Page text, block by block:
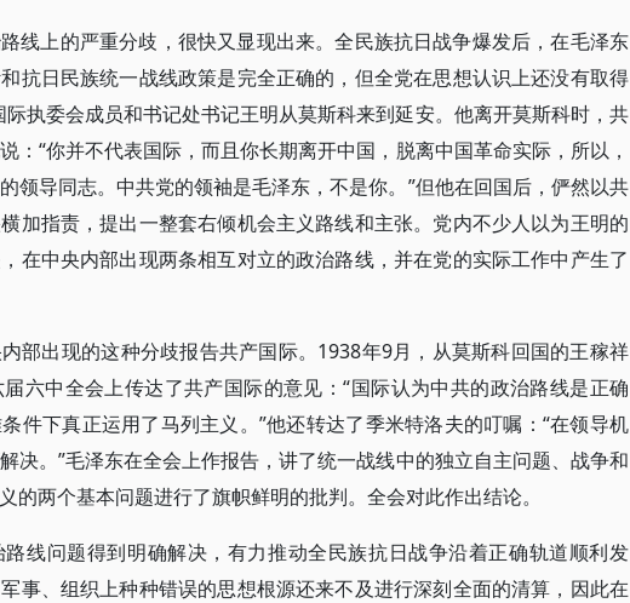
线上的严重分歧，很快又显现出来。全民族抗日战争爆发后，在毛泽东
抗日民族统一战线政策是完全正确的，但全党在思想认识上还没有取得
执委会成员和书记处书记王明从莫斯科来到延安。他离开莫斯科时，共
：“你并不代表国际，而且你长期离开中国，脱离中国革命实际，所以，
领导同志。中共党的领袖是毛泽东，不是你。”但他在回国后，俨然以共
加指责，提出一整套右倾机会主义路线和主张。党内不少人以为王明的
在中央内部出现两条相互对立的政治路线，并在党的实际工作中产生了
部出现的这种分歧报告共产国际。1938年9月，从莫斯科回国的王稼祥
六中全会上传达了共产国际的意见：“国际认为中共的政治路线是正确
件下真正运用了马列主义。”他还转达了季米特洛夫的叮嘱：“在领导机
决。”毛泽东在全会上作报告，讲了统一战线中的独立自主问题、战争和
的两个基本问题进行了旗帜鲜明的批判。全会对此作出结论。
线问题得到明确解决，有力推动全民族抗日战争沿着正确轨道顺利发
事、组织上种种错误的思想根源还来不及进行深刻全面的清算，因此在